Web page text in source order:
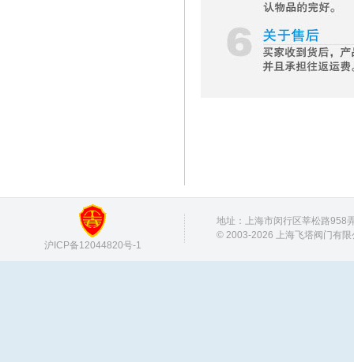
沪ICP备12044820号-1
地址：上海市闵行区莘松路
© 2003-2026 上海飞塔阀门有